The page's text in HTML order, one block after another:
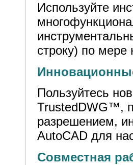
Используйте
строку) по мере
Пользуйтесь
TrustedDWG™,
разрешением,
AutoCAD для
Совместная